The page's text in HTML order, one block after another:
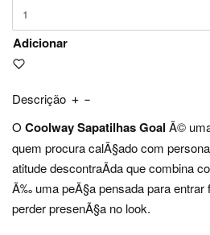
Adicionar
Descrição
O Coolway Sapatilhas Goal Ã©
quem procura calÃ§ado com
atitude descontraÃ­da que combina
Ã‰ uma peÃ§a pensada para entrar
perder presenÃ§a no look.